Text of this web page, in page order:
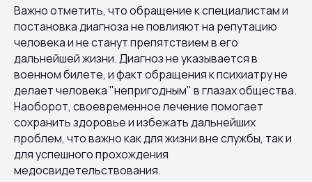
Важно отметить, что обращение к специалистам и
постановка диагноза не повлияют на репутацию
человека и не станут препятствием в его
дальнейшей жизни. Диагноз не указывается в
военном билете, и факт обращения к психиатру не
делает человека "непригодным" в глазах общества.
Наоборот, своевременное лечение помогает
сохранить здоровье и избежать дальнейших
проблем, что важно как для жизни вне службы, так и
для успешного прохождения
медосвидетельствования.